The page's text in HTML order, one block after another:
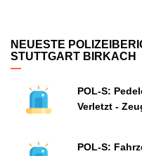
NEUESTE
STUTTGART BIRKACH
POL-S:
Verletzt -
POL-S: